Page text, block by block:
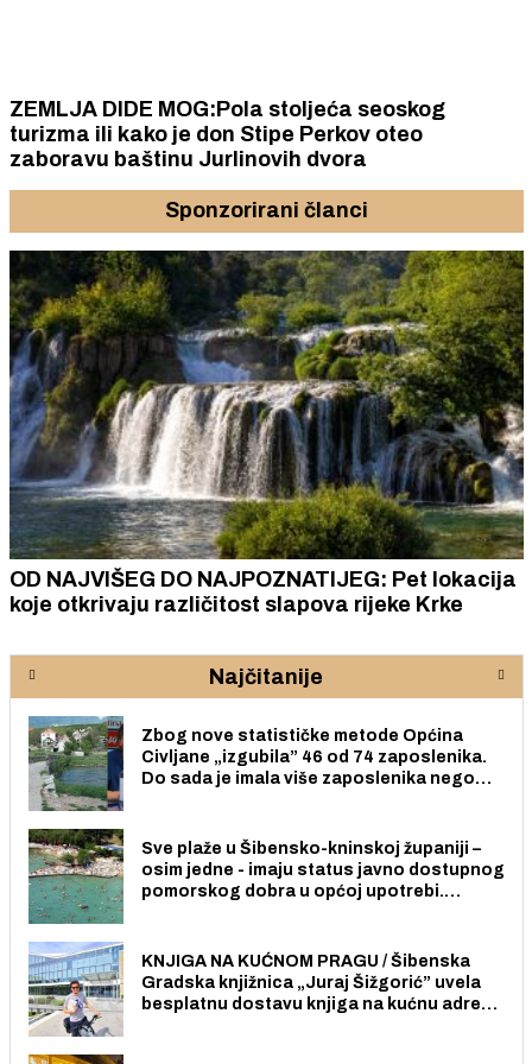
ZEMLJA DIDE MOG:Pola stoljeća seoskog
turizma ili kako je don Stipe Perkov oteo
zaboravu baštinu Jurlinovih dvora
Sponzorirani članci
OD NAJVIŠEG DO NAJPOZNATIJEG: Pet lokacija
koje otkrivaju različitost slapova rijeke Krke
Najčitanije
Zbog nove statističke metode Općina
Civljane „izgubila” 46 od 74 zaposlenika.
Do sada je imala više zaposlenika nego
Sve plaže u Šibensko-kninskoj županiji –
osim jedne - imaju status javno dostupnog
pomorskog dobra u općoj upotrebi.
KNJIGA NA KUĆNOM PRAGU / Šibenska
Gradska knjižnica „Juraj Šižgorić” uvela
besplatnu dostavu knjiga na kućnu adresu